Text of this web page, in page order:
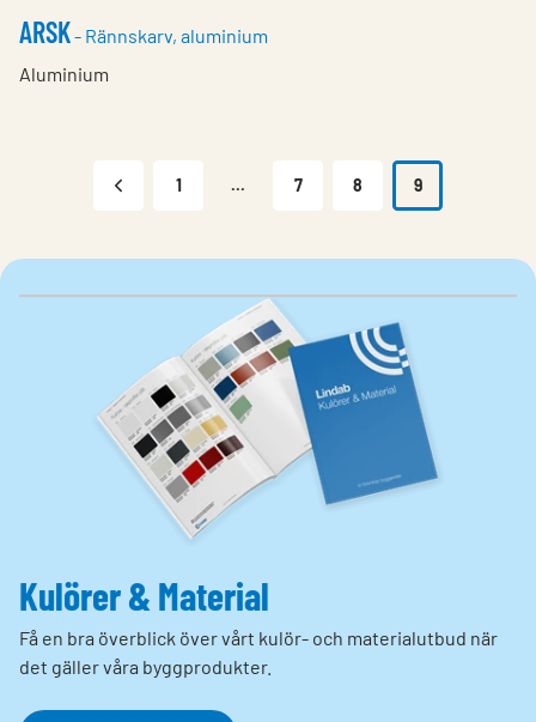
ARSK- Rännskarv, aluminium
Aluminium
1 ... 7 8 9
Kulörer & Material
Få en bra överblick över vårt kulör- och materialutbud när
det gäller våra byggprodukter.